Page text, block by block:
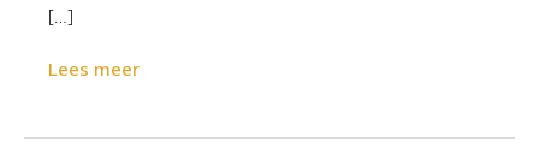
[…]
Lees meer